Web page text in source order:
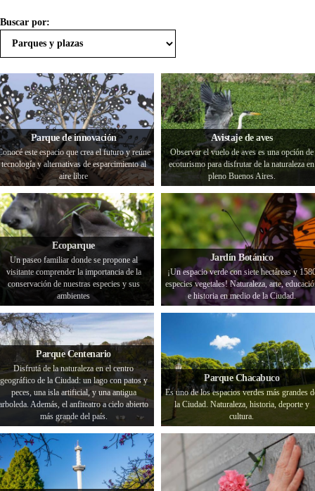
Buscar por:
Parque de innovación
este espacio que crea el futuro y reúne
tecnología y alternativas de esparcimiento al
aire libre
Avistaje de aves
Observar el vuelo de aves es una opción de
ecoturismo para disfrutar de la naturaleza en
pleno Buenos Aires.
Ecoparque
Un paseo familiar donde se propone al
visitante comprender la importancia de la
conservación de nuestras especies y sus
ambientes
Jardín Botánico
¡Un espacio verde con siete hectáreas y
especies vegetales! Naturaleza, arte,
e historia en medio de la Ciudad.
Parque Centenario
Disfrutá de la naturaleza en el centro
geográfico de la Ciudad: un lago con patos y
peces, una isla artificial, y una antigua
Además, el anfiteatro a cielo abierto
más grande del país.
Parque Chacabuco
Es uno de los espacios verdes más grandes
la Ciudad. Naturaleza, historia, deporte y
cultura.